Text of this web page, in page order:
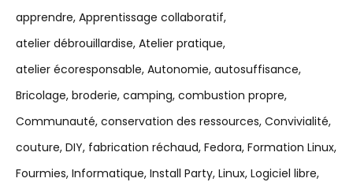
apprendre Apprentissage collaboratif
atelier débrouillardise Atelier pratique
atelier écoresponsable Autonomie autosuffisance
Bricolage broderie camping combustion propre
Communauté conservation des ressources Convivialité
couture DIY fabrication réchaud Fedora Formation Linux
Fourmies Informatique Install Party Linux Logiciel libre